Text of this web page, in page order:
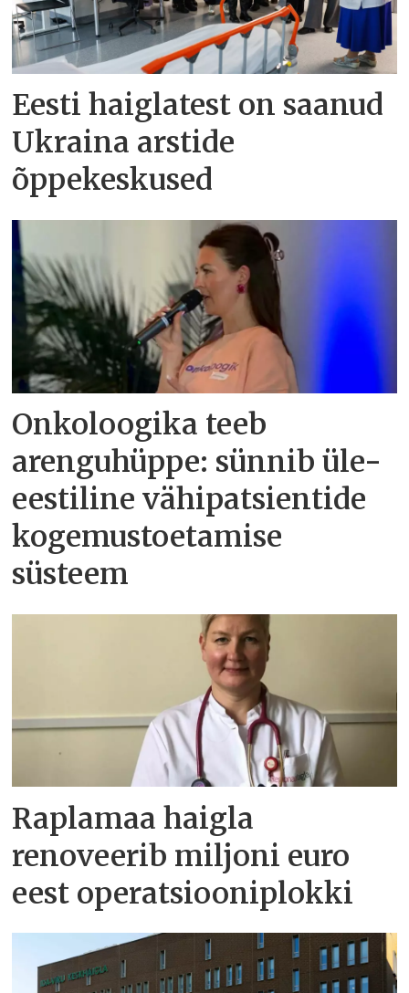
Eesti haiglatest on saanud
Ukraina arstide
õppekeskused
Onkoloogika teeb
arenguhüppe: sünnib üle-
eestiline vähipatsientide
kogemustoetamise
süsteem
Raplamaa haigla
renoveerib miljoni euro
eest operatsiooniplokki